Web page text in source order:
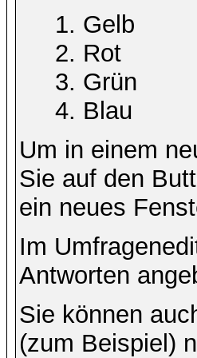
Gelb
Rot
Grün
Blau
Um in einem
Sie auf den
ein neues
Im
Antworten
Sie können
(zum Beispiel)